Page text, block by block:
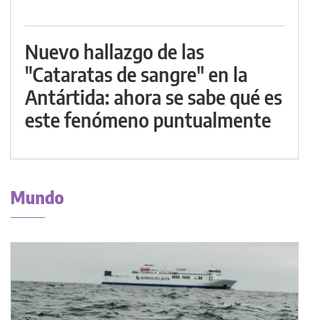
Nuevo hallazgo de las
"Cataratas de sangre" en la
Antártida: ahora se sabe qué es
este fenómeno puntualmente
Mundo